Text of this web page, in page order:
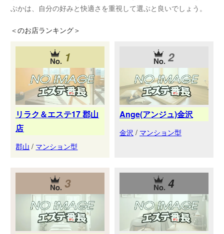
ぶかは、自分の好みと快適さを重視して選ぶと良いでしょう。
＜のお店ランキング＞
1
リラク＆エステ17 郡山
店
郡山 / マンション型
2
Ange(アンジュ)金沢
金沢 / マンション型
3 4